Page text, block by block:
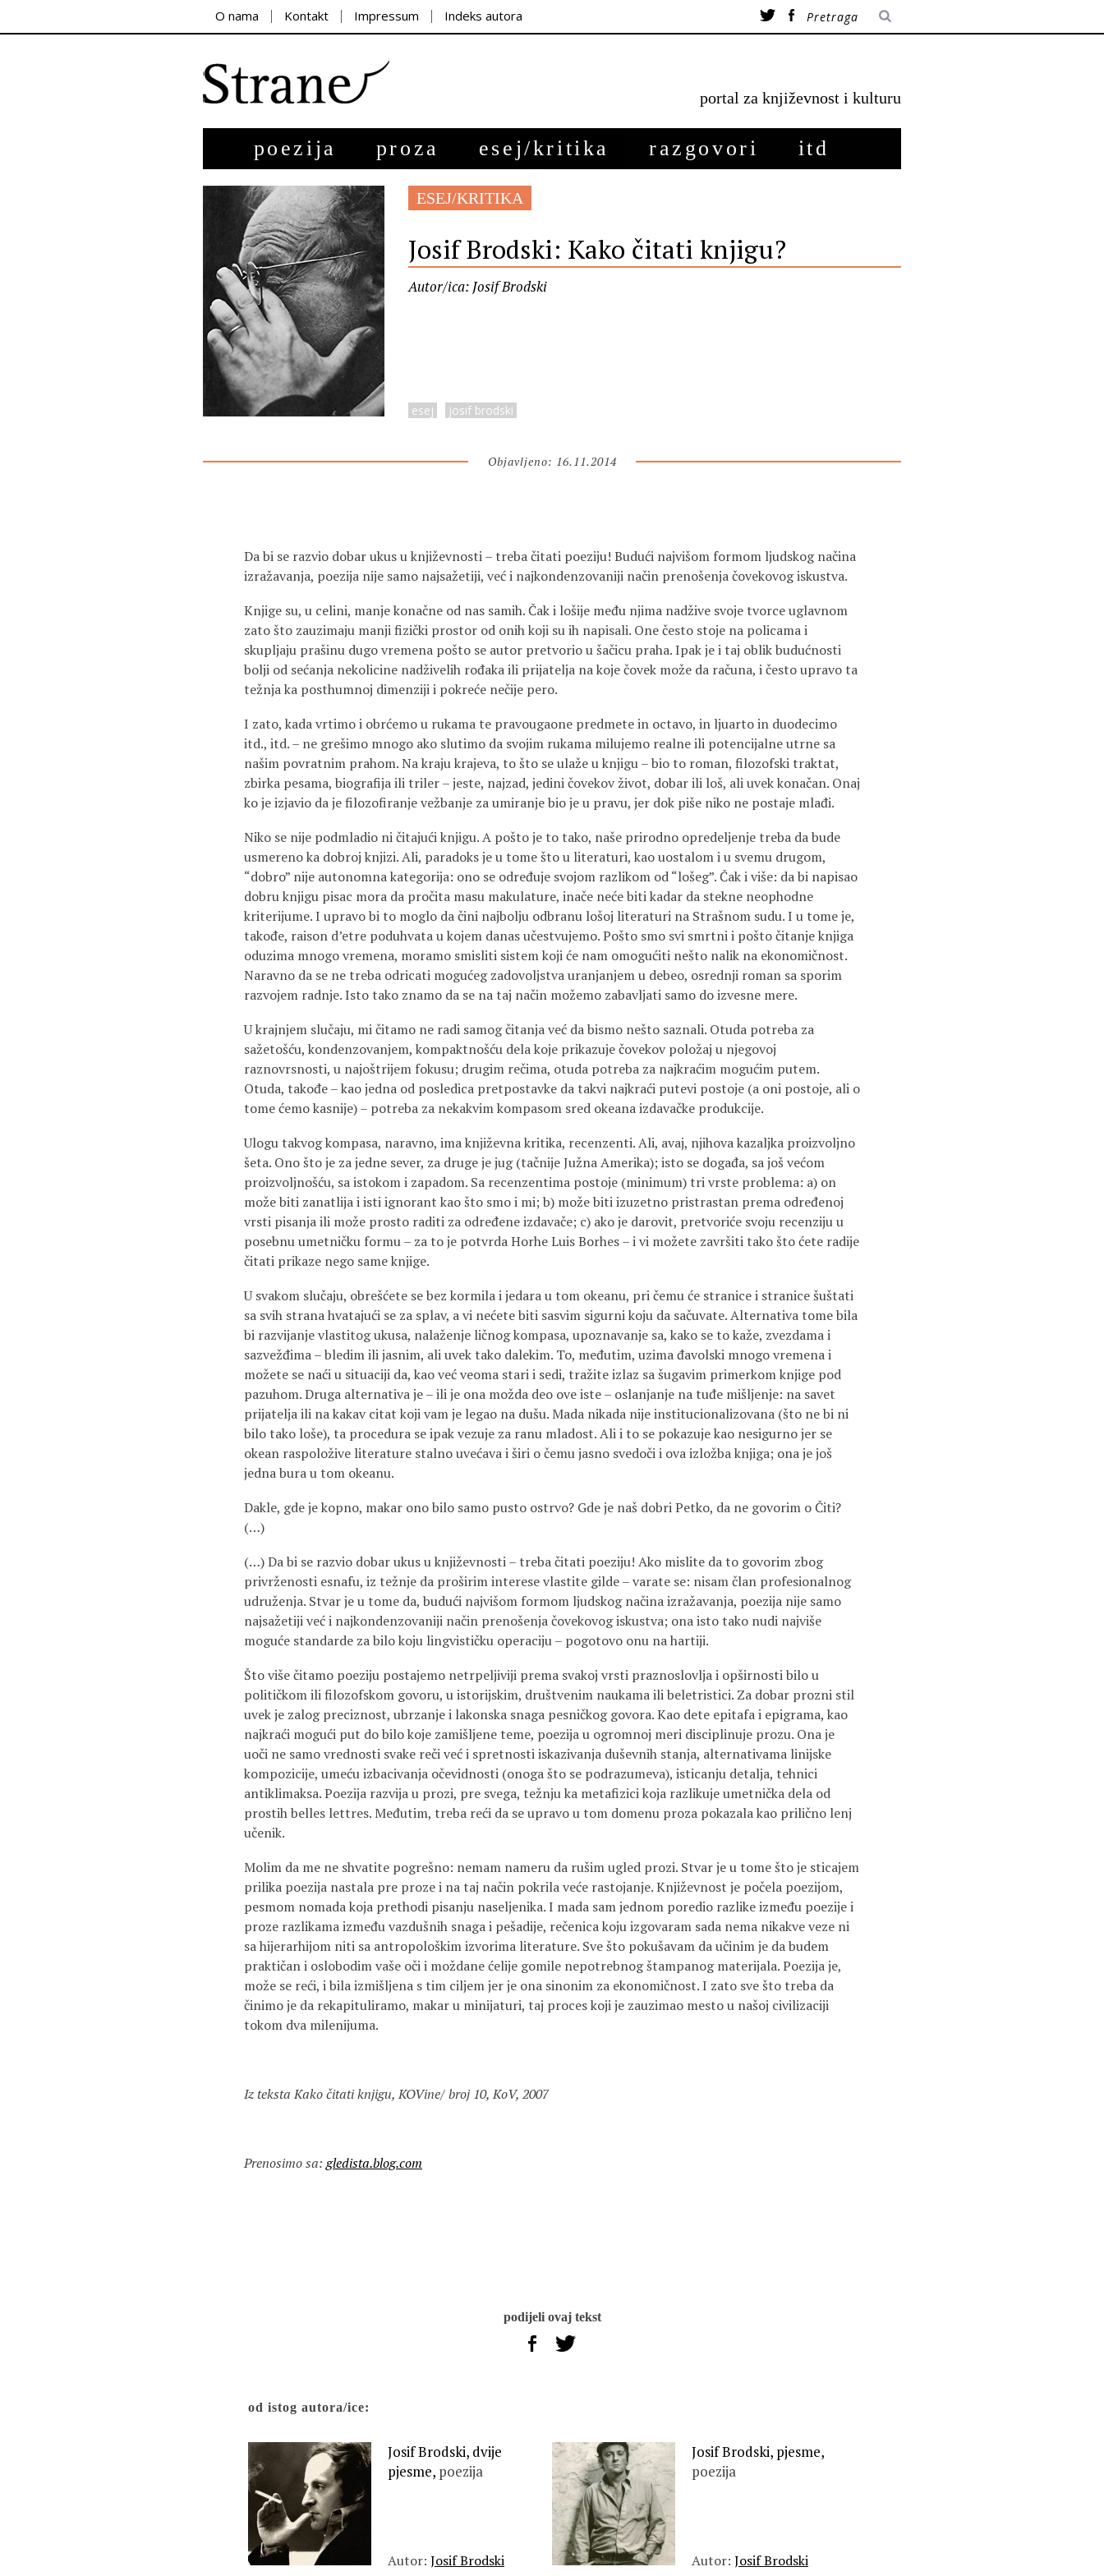
O nama Kontakt Impressum Indeks autora
portal za književnost i kulturu
poezija proza esej/kritika razgovori itd
ESEJ/KRITIKA
Josif Brodski: Kako čitati knjigu?
Autor/ica: Josif Brodski
esej josif brodski
Objavljeno: 16.11.2014
Da bi se razvio dobar ukus u književnosti – treba čitati poeziju! Budući najvišom formom ljudskog načina
izražavanja, poezija nije samo najsažetiji, već i najkondenzovaniji način prenošenja čovekovog iskustva.
Knjige su, u celini, manje konačne od nas samih. Čak i lošije među njima nadžive svoje tvorce uglavnom
zato što zauzimaju manji fizički prostor od onih koji su ih napisali. One često stoje na policama i
skupljaju prašinu dugo vremena pošto se autor pretvorio u šačicu praha. Ipak je i taj oblik budućnosti
bolji od sećanja nekolicine nadživelih rođaka ili prijatelja na koje čovek može da računa, i često upravo ta
težnja ka posthumnoj dimenziji i pokreće nečije pero.
I zato, kada vrtimo i obrćemo u rukama te pravougaone predmete in octavo, in ljuarto in duodecimo
itd., itd. – ne grešimo mnogo ako slutimo da svojim rukama milujemo realne ili potencijalne utrne sa
našim povratnim prahom. Na kraju krajeva, to što se ulaže u knjigu – bio to roman, filozofski traktat,
zbirka pesama, biografija ili triler – jeste, najzad, jedini čovekov život, dobar ili loš, ali uvek konačan. Onaj
ko je izjavio da je filozofiranje vežbanje za umiranje bio je u pravu, jer dok piše niko ne postaje mlađi.
Niko se nije podmladio ni čitajući knjigu. A pošto je to tako, naše prirodno opredeljenje treba da bude
usmereno ka dobroj knjizi. Ali, paradoks je u tome što u literaturi, kao uostalom i u svemu drugom,
“dobro” nije autonomna kategorija: ono se određuje svojom razlikom od “lošeg”. Čak i više: da bi napisao
dobru knjigu pisac mora da pročita masu makulature, inače neće biti kadar da stekne neophodne
kriterijume. I upravo bi to moglo da čini najbolju odbranu lošoj literaturi na Strašnom sudu. I u tome je,
takođe, raison d’etre poduhvata u kojem danas učestvujemo. Pošto smo svi smrtni i pošto čitanje knjiga
oduzima mnogo vremena, moramo smisliti sistem koji će nam omogućiti nešto nalik na ekonomičnost.
Naravno da se ne treba odricati mogućeg zadovoljstva uranjanjem u debeo, osrednji roman sa sporim
razvojem radnje. Isto tako znamo da se na taj način možemo zabavljati samo do izvesne mere.
U krajnjem slučaju, mi čitamo ne radi samog čitanja već da bismo nešto saznali. Otuda potreba za
sažetošću, kondenzovanjem, kompaktnošću dela koje prikazuje čovekov položaj u njegovoj
raznovrsnosti, u najoštrijem fokusu; drugim rečima, otuda potreba za najkraćim mogućim putem.
Otuda, takođe – kao jedna od posledica pretpostavke da takvi najkraći putevi postoje (a oni postoje, ali o
tome ćemo kasnije) – potreba za nekakvim kompasom sred okeana izdavačke produkcije.
Ulogu takvog kompasa, naravno, ima književna kritika, recenzenti. Ali, avaj, njihova kazaljka proizvoljno
šeta. Ono što je za jedne sever, za druge je jug (tačnije Južna Amerika); isto se događa, sa još većom
proizvoljnošću, sa istokom i zapadom. Sa recenzentima postoje (minimum) tri vrste problema: a) on
može biti zanatlija i isti ignorant kao što smo i mi; b) može biti izuzetno pristrastan prema određenoj
vrsti pisanja ili može prosto raditi za određene izdavače; c) ako je darovit, pretvoriće svoju recenziju u
posebnu umetničku formu – za to je potvrda Horhe Luis Borhes – i vi možete završiti tako što ćete radije
čitati prikaze nego same knjige.
U svakom slučaju, obrešćete se bez kormila i jedara u tom okeanu, pri čemu će stranice i stranice šuštati
sa svih strana hvatajući se za splav, a vi nećete biti sasvim sigurni koju da sačuvate. Alternativa tome bila
bi razvijanje vlastitog ukusa, nalaženje ličnog kompasa, upoznavanje sa, kako se to kaže, zvezdama i
sazvežđima – bledim ili jasnim, ali uvek tako dalekim. To, međutim, uzima đavolski mnogo vremena i
možete se naći u situaciji da, kao već veoma stari i sedi, tražite izlaz sa šugavim primerkom knjige pod
pazuhom. Druga alternativa je – ili je ona možda deo ove iste – oslanjanje na tuđe mišljenje: na savet
prijatelja ili na kakav citat koji vam je legao na dušu. Mada nikada nije institucionalizovana (što ne bi ni
bilo tako loše), ta procedura se ipak vezuje za ranu mladost. Ali i to se pokazuje kao nesigurno jer se
okean raspoložive literature stalno uvećava i širi o čemu jasno svedoči i ova izložba knjiga; ona je još
jedna bura u tom okeanu.
Dakle, gde je kopno, makar ono bilo samo pusto ostrvo? Gde je naš dobri Petko, da ne govorim o Čiti?
(…)
(…) Da bi se razvio dobar ukus u književnosti – treba čitati poeziju! Ako mislite da to govorim zbog
privrženosti esnafu, iz težnje da proširim interese vlastite gilde – varate se: nisam član profesionalnog
udruženja. Stvar je u tome da, budući najvišom formom ljudskog načina izražavanja, poezija nije samo
najsažetiji već i najkondenzovaniji način prenošenja čovekovog iskustva; ona isto tako nudi najviše
moguće standarde za bilo koju lingvističku operaciju – pogotovo onu na hartiji.
Što više čitamo poeziju postajemo netrpeljiviji prema svakoj vrsti praznoslovlja i opširnosti bilo u
političkom ili filozofskom govoru, u istorijskim, društvenim naukama ili beletristici. Za dobar prozni stil
uvek je zalog preciznost, ubrzanje i lakonska snaga pesničkog govora. Kao dete epitafa i epigrama, kao
najkraći mogući put do bilo koje zamišljene teme, poezija u ogromnoj meri disciplinuje prozu. Ona je
uoči ne samo vrednosti svake reči već i spretnosti iskazivanja duševnih stanja, alternativama linijske
kompozicije, umeću izbacivanja očevidnosti (onoga što se podrazumeva), isticanju detalja, tehnici
antiklimaksa. Poezija razvija u prozi, pre svega, težnju ka metafizici koja razlikuje umetnička dela od
prostih belles lettres. Međutim, treba reći da se upravo u tom domenu proza pokazala kao prilično lenj
učenik.
Molim da me ne shvatite pogrešno: nemam nameru da rušim ugled prozi. Stvar je u tome što je sticajem
prilika poezija nastala pre proze i na taj način pokrila veće rastojanje. Književnost je počela poezijom,
pesmom nomada koja prethodi pisanju naseljenika. I mada sam jednom poredio razlike između poezije i
proze razlikama između vazdušnih snaga i pešadije, rečenica koju izgovaram sada nema nikakve veze ni
sa hijerarhijom niti sa antropološkim izvorima literature. Sve što pokušavam da učinim je da budem
praktičan i oslobodim vaše oči i moždane ćelije gomile nepotrebnog štampanog materijala. Poezija je,
može se reći, i bila izmišljena s tim ciljem jer je ona sinonim za ekonomičnost. I zato sve što treba da
činimo je da rekapituliramo, makar u minijaturi, taj proces koji je zauzimao mesto u našoj civilizaciji
tokom dva milenijuma.
Iz teksta Kako čitati knjigu, KOVine/ broj 10, KoV, 2007
Prenosimo sa:gledista.blog.com
podijeli ovaj tekst
od istog autora/ice:
Josif Brodski, dvije
pjesme, poezija
Autor: Josif Brodski
Josif Brodski, pjesme,
poezija
Autor: Josif Brodski